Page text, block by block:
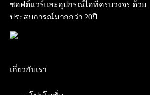
ซอฟต์แวร์และอุปกรณ์ไอทีครบวงจร ด้วย
ประสบการณ์มากกว่า 20ปี
เกี่ยวกับเรา